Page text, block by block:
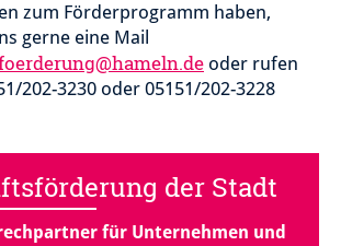
zum Förderprogramm haben,
gerne eine Mail
oder rufen
202-3230 oder 05151/202-3228
der Stadt
für Unternehmen und